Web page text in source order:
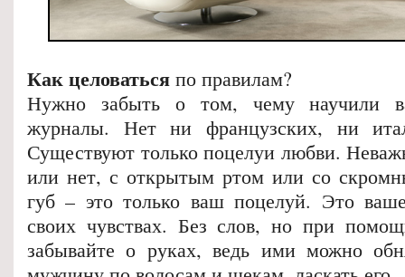
Как целоваться по правилам?
Нужно забыть о том, чему научили
журналы. Нет ни французских, ни
Существуют только поцелуи любви.
или нет, с открытым ртом или со
губ – это только ваш поцелуй. Это
своих чувствах. Без слов, но при
забывайте о руках, ведь ими можно